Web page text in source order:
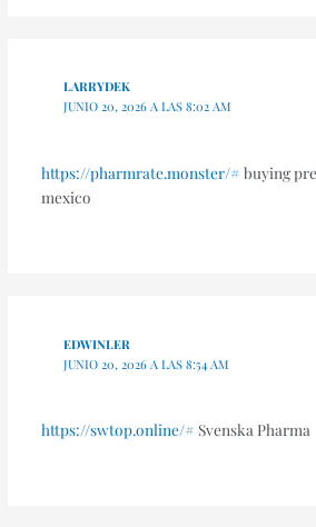
LARRYDEK
JUNIO 20, 2026 A LAS 8:02 AM
https://pharmrate.monster/# buying
mexico
EDWINLER
JUNIO 20, 2026 A LAS 8:54 AM
https://swtop.online/# Svenska Pharma